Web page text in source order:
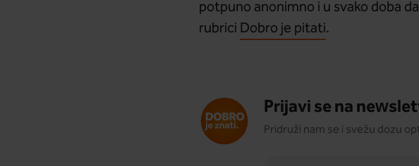
potpuno anonimno i u svako doba
rubrici Dobro je pitati.
Prijavi se na
Pridruži nam se i svežu dozu